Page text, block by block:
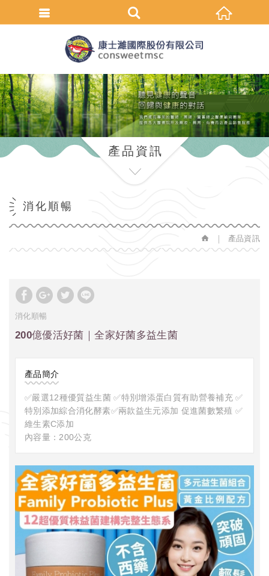
產品資訊
消化順暢
產品資訊
消化順暢
200億優活好菌｜全家好菌多益生菌
產品簡介
✅嚴選12種優質益生菌 ✅特別增添蛋白質有助營養補充 ✅
特別添加綜合消化酵素✅兩款益生元添加 促進菌數繁殖 ✅
維生素C添加
內容量：200公克